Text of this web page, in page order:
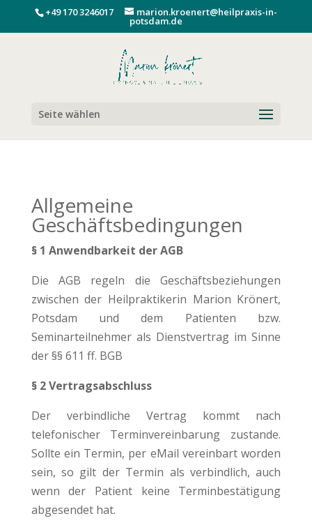
+49 170 3246017 marion.kroenert@heilpraxis-in-
potsdam.de
Seite wählen
Allgemeine
Geschäftsbedingungen
§ 1 Anwendbarkeit der AGB
Die AGB regeln die Geschäftsbeziehungen
zwischen der Heilpraktikerin Marion Krönert,
Potsdam und dem Patienten bzw.
Seminarteilnehmer als Dienstvertrag im Sinne
der §§ 611 ff. BGB
§ 2 Vertragsabschluss
Der verbindliche Vertrag kommt nach
telefonischer Terminvereinbarung zustande.
Sollte ein Termin, per eMail vereinbart worden
sein, so gilt der Termin als verbindlich, auch
wenn der Patient keine Terminbestätigung
abgesendet hat.